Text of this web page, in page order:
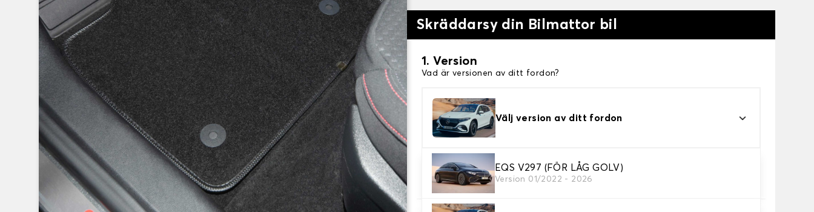
Skräddarsy din Bilmattor bil
1. Version
Vad är versionen av ditt fordon?
Välj version av ditt fordon
EQS V297 (FÖR LÅG GOLV)
Version 01/2022 - 2026
2. Material
Välj material för din bilmatta.